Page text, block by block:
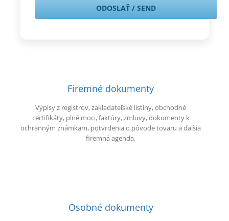
Firemné dokumenty
Výpisy z registrov, zakladateľské listiny, obchodné
certifikáty, plné moci, faktúry, zmluvy, dokumenty k
ochranným známkam, potvrdenia o pôvode tovaru a ďalšia
firemná agenda.
Osobné dokumenty